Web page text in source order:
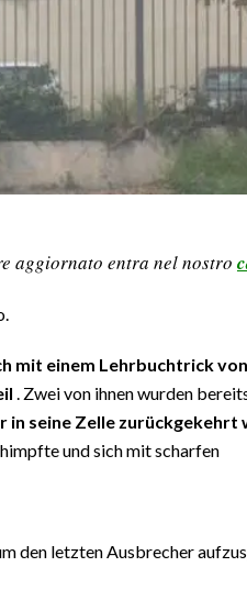
aggiornato entra nel nostro
mit einem Lehrbuchtrick
. Zwei von ihnen wurden
in seine Zelle zurückgekehrt
und sich mit scharfen
den letzten Ausbrecher